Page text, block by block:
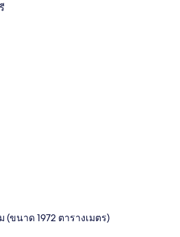
ขนาด 1972 ตารางเมตร)